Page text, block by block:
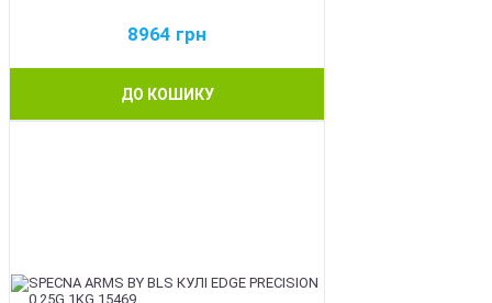
8964 грн
ДО КОШИКУ